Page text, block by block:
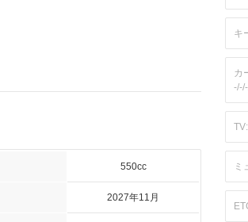
550cc
2027年11月
キ
カ
ミ